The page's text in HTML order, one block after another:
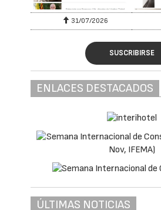
31/07/2026
SUSCRIBIRSE
ENLACES DESTACADOS
ÚLTIMAS NOTICIAS